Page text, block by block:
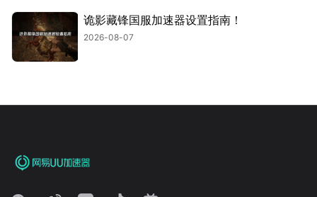
诡影藏锋国服加速器设置指南！
2026-08-07